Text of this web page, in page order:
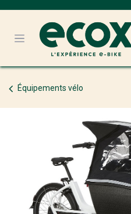
Équipements vélo